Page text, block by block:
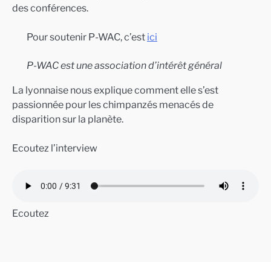
des conférences.
Pour soutenir P-WAC, c’est ici
P-WAC est une association d’intérêt général
La lyonnaise nous explique comment elle s’est
passionnée pour les chimpanzés menacés de
disparition sur la planète.
Ecoutez l’interview
Ecoutez